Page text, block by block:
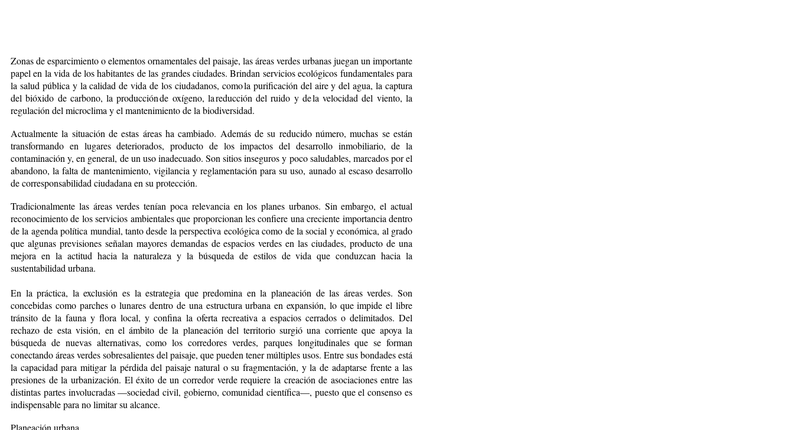
Zonas de esparcimiento o elementos ornamentales del paisaje, las áreas verdes urba­nas juegan un importan­te
papel en la vida de los habitantes de las grandes ciudades. Brindan servicios ecológicos fundamentales para
la salud pública y la ca­lidad de vida de los ciudada­nos, como la purificación del aire y del agua, la captura
del bióxido de carbono, la producción de oxígeno, la reducción del ruido y de la velocidad del viento, la
regulación del microclima y el mantenimiento de la biodiversidad.
Actualmente la situación de estas áreas ha cambiado. Además de su reducido número, muchas se están
transformando en lugares deteriorados, producto de los impactos del desarrollo inmobiliario, de la
contaminación y, en general, de un uso inadecuado. Son sitios inseguros y poco saludables, marcados por el
abandono, la falta de mantenimiento, vigilancia y reglamentación para su uso, aunado al escaso desarrollo
de corresponsabilidad ciudadana en su protección.
Tradicionalmente las áreas verdes tenían poca relevancia en los planes urbanos. Sin embargo, el actual
reconocimiento de los servicios ambientales que proporcionan les confiere una creciente importancia dentro
de la agenda política mundial, tanto desde la perspectiva ecológica como de la social y económica, al grado
que algunas previsiones señalan mayores demandas de espacios verdes en las ciudades, producto de una
mejora en la actitud hacia la naturaleza y la búsqueda de estilos de vida que conduzcan hacia la
sustentabilidad urbana.
En la práctica, la exclusión es la estrategia que predomina en la planeación de las áreas verdes. Son
concebidas como parches o lunares dentro de una estructura urbana en expansión, lo que impide el libre
tránsito de la fauna y flora local, y confina la oferta recreativa a espacios cerrados o delimitados. Del
rechazo de esta visión, en el ámbito de la planeación del territorio surgió una corriente que apoya la
búsqueda de nuevas alternativas, como los corredores verdes, parques longitudinales que se forman
conectando áreas verdes sobresalientes del paisaje, que pueden tener múltiples usos. Entre sus bondades está
la capacidad para mitigar la pérdida del paisaje natural o su fragmentación, y la de adaptarse frente a las
presiones de la urbanización. El éxito de un corredor verde requiere la creación de asociaciones entre las
distintas partes involucradas —sociedad civil, gobierno, comunidad científica—, puesto que el consenso es
indispensable para no limitar su alcance.
Planeación urbana